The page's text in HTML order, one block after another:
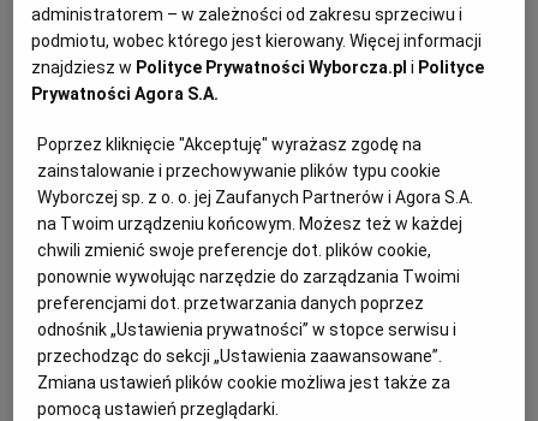
OLSZTYN
PŁOCK
POZNAŃ
RADOM
RYBNIK
DZIECKO
POGODA
PODRÓŻE
WIDEO
FORUM
8 g drożdży instant lub 30 g świeżych drożdży
łyżeczka cukru
500 g mąki pszennej typ 450 lub 500
250 ml mleka 3,2 proc.
2 jajka
sól
administratorem – w zależności od zakresu sprzeciwu i
podmiotu, wobec którego jest kierowany. Więcej informacji
znajdziesz w Polityce Prywatności Wyborcza.pl i Polityce
Prywatności Agora S.A.
Poprzez kliknięcie "Akceptuję" wyrażasz zgodę na
zainstalowanie i przechowywanie plików typu cookie
Wyborczej sp. z o. o. jej Zaufanych Partnerów i Agora S.A.
na Twoim urządzeniu końcowym. Możesz też w każdej
chwili zmienić swoje preferencje dot. plików cookie,
ponownie wywołując narzędzie do zarządzania Twoimi
preferencjami dot. przetwarzania danych poprzez
odnośnik „Ustawienia prywatności” w stopce serwisu i
przechodząc do sekcji „Ustawienia zaawansowane”.
Zmiana ustawień plików cookie możliwa jest także za
pomocą ustawień przeglądarki.